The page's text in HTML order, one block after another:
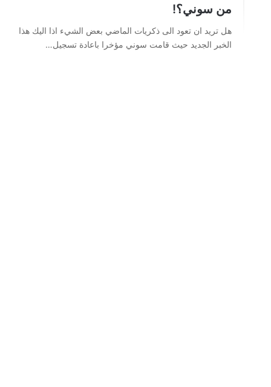
من سوني؟!
هل تريد ان تعود الى ذكريات الماضي بعض الشيء اذا اليك هذا
الخبر الجديد حيث قامت سوني مؤخرا باعادة تسجيل…